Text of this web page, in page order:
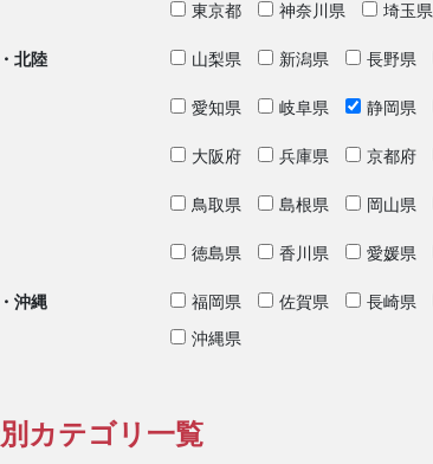
東京都 神奈川県 埼玉県
北陸 山梨県 新潟県 長野県
愛知県 岐阜県 静岡県
大阪府 兵庫県 京都府
鳥取県 島根県 岡山県
徳島県 香川県 愛媛県
沖縄 福岡県 佐賀県 長崎県
沖縄県
カテゴリ一覧